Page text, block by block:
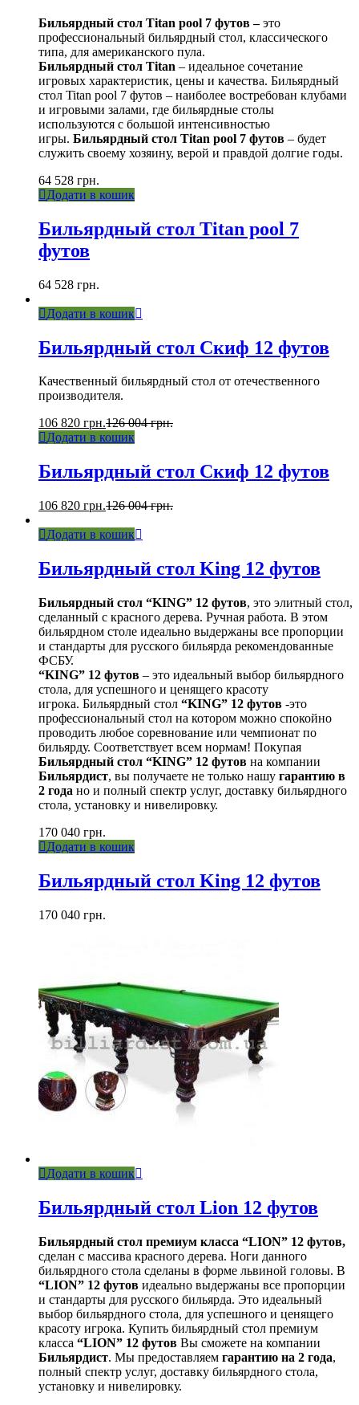
Бильярдный стол Titan pool 7 футов –это
профессиональный бильярдный стол, классического
типа, для американского пула.
Бильярдный стол Titan – идеальное сочетание
игровых характеристик, цены и качества. Бильярдный
стол Titan pool 7 футов – наиболее востребован клубами
и игровыми залами, где бильярдные столы
используются с большой интенсивностью
игры. Бильярдный стол Titan pool 7 футов – будет
служить своему хозяину, верой и правдой долгие годы.
64 528 грн.
Додати в кошик
Бильярдный стол Titan pool 7
футов
64 528 грн.
Додати в кошик
Бильярдный стол Cкиф 12 футов
Качественный бильярдный стол от отечественного
производителя.
106 820 грн.126 004грн.
Додати в кошик
Бильярдный стол Cкиф 12 футов
106 820 грн.126 004грн.
Додати в кошик
Бильярдный стол King 12 футов
Бильярдный стол “KING” 12 футов, это элитный стол,
сделанный с красного дерева. Ручная работа. В этом
бильярдном столе идеально выдержаны все пропорции
и стандарты для русского бильярда рекомендованные
ФСБУ.
“KING” 12 футов – это идеальный выбор бильярдного
стола, для успешного и ценящего красоту
игрока. Бильярдный стол “KING” 12 футов -это
профессиональный стол на котором можно спокойно
проводить любое соревнование или чемпионат по
бильярду. Соответствует всем нормам! Покупая
Бильярдный стол “KING” 12 футов на компании
Бильярдист, вы получаете не только нашу гарантию в
2 года но и полный спектр услуг, доставку бильярдного
стола, установку и нивелировку.
170 040 грн.
Додати в кошик
Бильярдный стол King 12 футов
170 040 грн.
Додати в кошик
Бильярдный стол Lion 12 футов
Бильярдный стол премиум класса “LION” 12 футов,
сделан с массива красного дерева. Ноги данного
бильярдного стола сделаны в форме львиной головы. В
“LION” 12 футов идеально выдержаны все пропорции
и стандарты для русского бильярда. Это идеальный
выбор бильярдного стола, для успешного и ценящего
красоту игрока. Купить бильярдный стол премиум
класса “LION” 12 футов Вы сможете на компании
Бильярдист. Мы предоставляем гарантию на 2 года,
полный спектр услуг, доставку бильярдного стола,
установку и нивелировку.